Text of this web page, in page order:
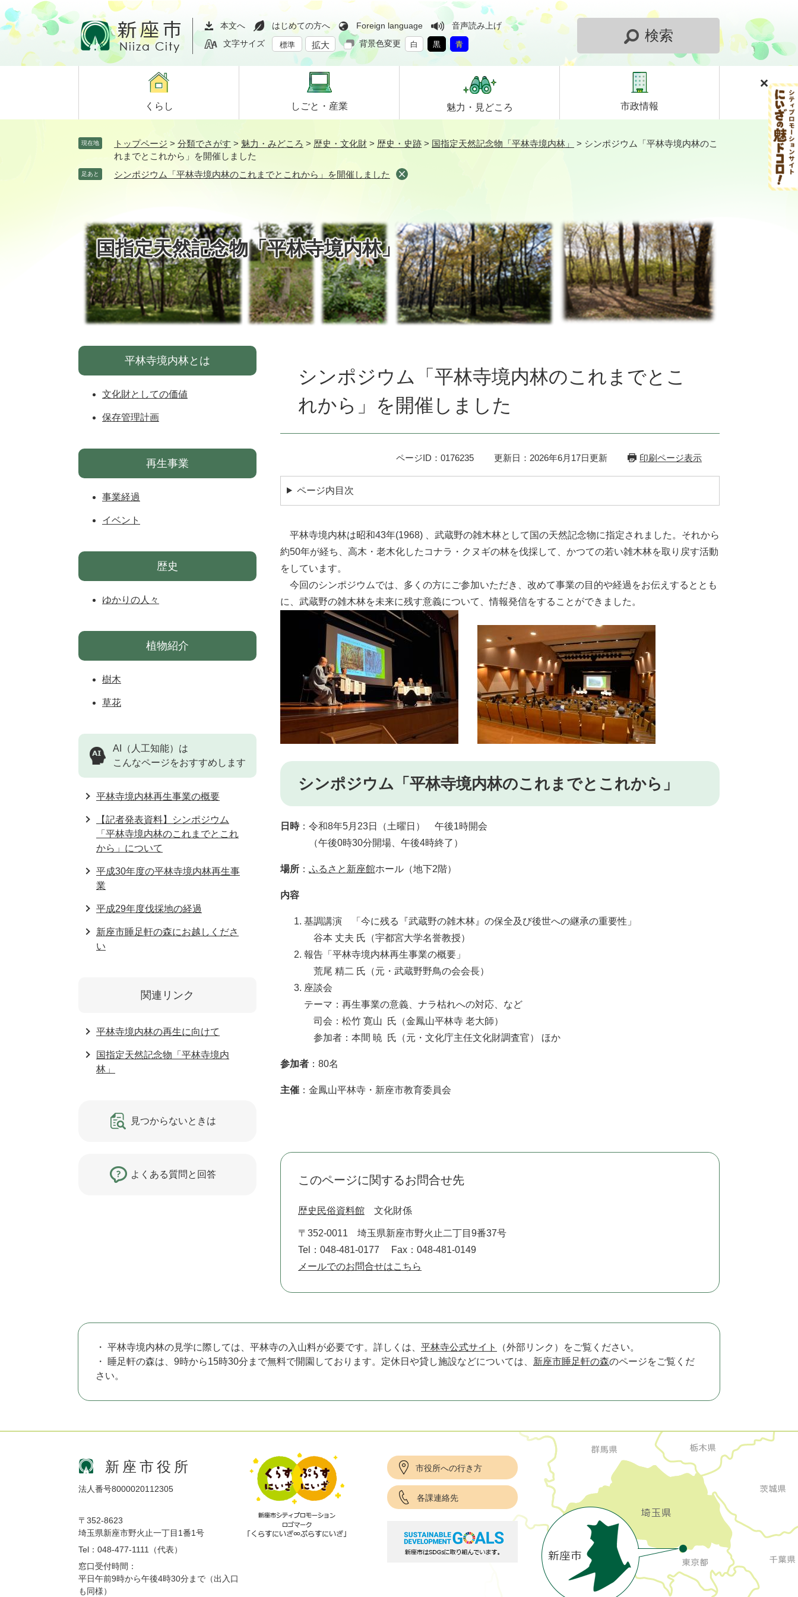
ペ
ー
ジ
メ
ニ
ュ
て
本文へ はじめての方へ Foreign language
音声読み上げ
文字サイズ
標準 拡大 背景色変更 白 黒 青
検索
くらし しごと・ 産業 魅力・ 見どころ 市政情報
現在地 トップページ > 分類でさがす > 魅力・みどころ > 歴史・文化財 > 歴史・史跡 > 国指定天然記念物「平林寺境内林」 > シンポジウム「平林寺境内林のこ
れまでとこれから」を開催しました
足あと シンポジウム「平林寺境内林のこれまでとこれから」を開催しました
国指定天然記念物「平林寺境内林」
シンポジウム「平林寺境内林のこれまでとこ
れから」を開催しました
ページID：0176235 更新日：2026年6月17日更新 印刷ページ表示
ページ内目次
平林寺境内林は昭和43年(1968) 、武蔵野の雑木林として国の天然記念物に指定されました。それから
約50年が経ち、高木・老木化したコナラ・クヌギの林を伐採して、かつての若い雑木林を取り戻す活動
をしています。
今回のシンポジウムでは、多くの方にご参加いただき、改めて事業の目的や経過をお伝えするととも
に、武蔵野の雑木林を未来に残す意義について、情報発信をすることができました。
シンポジウム「平林寺境内林のこれまでとこれから」
日時：令和8年5月23日（土曜日） 午後1時開会
（午後0時30分開場、午後4時終了）
場所 ： ふるさと新座館ホール（地下2階）
内容
基調講演 「今に残る『武蔵野の雑木林』の保全及び後世への継承の重要性」
谷本 丈夫 氏（宇都宮大学名誉教授）
報告「平林寺境内林再生事業の概要」
荒尾 精二 氏（元・武蔵野野鳥の会会長）
座談会
テーマ：再生事業の意義、ナラ枯れへの対応、など
司会：松竹 寛山 氏（金鳳山平林寺 老大師）
参加者：本間 暁 氏（元・文化庁主任文化財調査官） ほか
参加者 ：80名
主催 ：金鳳山平林寺・新座市教育委員会
このページに関するお問合せ先
歴史民俗資料館 文化財係
〒352-0011
埼玉県新座市野火止二丁目9番37号
Tel：048-481-0177
Fax：048-481-0149
メールでのお問合せはこちら
平林寺境内林とは
文化財としての価値
保存管理計画
再生事業
事業経過
イベント
歴史
ゆかりの人々
植物紹介
樹木
草花
AI（人工知能）は
こんなページをおすすめします
平林寺境内林再生事業の概要
【記者発表資料】シンポジウム
「平林寺境内林のこれまでとこれ
から」について
平成30年度の平林寺境内林再生事
業
平成29年度伐採地の経過
新座市睡足軒の森にお越しくださ
い
関連リンク
平林寺境内林の再生に向けて
国指定天然記念物「平林寺境内
林」
見つからないときは
よくある質問と回答
・ 平林寺境内林の見学に際しては、平林寺の入山料が必要です。詳しくは、 平林寺公式サイト
（外部リンク）をご覧ください。
・ 睡足軒の森は、9時から15時30分まで無料で開園しております。定休日や貸し施設などについては、 新座市睡足軒の森のページをご覧くだ
さい。
新座市役所
法人番号8000020112305
〒352-8623
埼玉県新座市野火止一丁目1番1号
Tel：048-477-1111（代表）
窓口受付時間：
平日午前9時から午後4時30分まで（出入口
も同様）
市役所への行き方
各課連絡先